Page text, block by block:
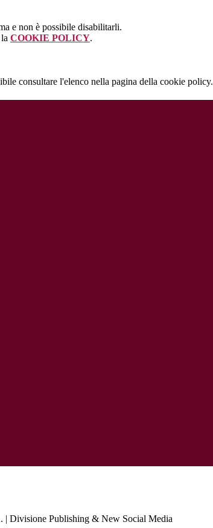
e non è possibile disabilitarli.
COOKIE POLICY.
consultare l'elenco nella pagina della cookie policy.
| Divisione Publishing & New Social Media